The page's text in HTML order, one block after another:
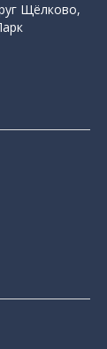
Щёлково,